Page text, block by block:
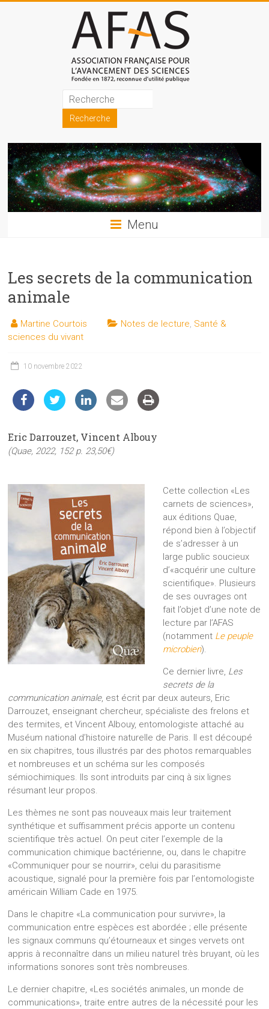
Association
française
pour
l'avancement
des
sciences
les
sciences
et
les
techniques
du
Menu
Les secrets de la communication
animale
Martine Courtois Notes de lecture Santé &
sciences du vivant
10 novembre 2022
Eric Darrouzet, Vincent Albouy
(Quae, 2022, 152 p. 23,50€)
Cette collection «Les
carnets de sciences»,
aux éditions Quae,
répond bien à l’objectif
de s’adresser à un
large public soucieux
d’«acquérir une culture
scientifique». Plusieurs
de ses ouvrages ont
fait l’objet d’une note de
lecture par l’AFAS
(notamment Le peuple
microbien).
Ce dernier livre, Les
secrets de la
communication animale, est écrit par deux auteurs, Eric
Darrouzet, enseignant chercheur, spécialiste des frelons et
des termites, et Vincent Albouy, entomologiste attaché au
Muséum national d’histoire naturelle de Paris. Il est découpé
en six chapitres, tous illustrés par des photos remarquables
et nombreuses et un schéma sur les composés
sémiochimiques. Ils sont introduits par cinq à six lignes
résumant leur propos.
Les thèmes ne sont pas nouveaux mais leur traitement
synthétique et suffisamment précis apporte un contenu
scientifique très actuel. On peut citer l’exemple de la
communication chimique bactérienne, ou, dans le chapitre
«Communiquer pour se nourrir», celui du parasitisme
acoustique, signalé pour la première fois par l’entomologiste
américain William Cade en 1975.
Dans le chapitre «La communication pour survivre», la
communication entre espèces est abordée ; elle présente
les signaux communs qu’étourneaux et singes vervets ont
appris à reconnaître dans un milieu naturel très bruyant, où les
informations sonores sont très nombreuses.
Le dernier chapitre, «Les sociétés animales, un monde de
communications», traite entre autres de la nécessité pour les